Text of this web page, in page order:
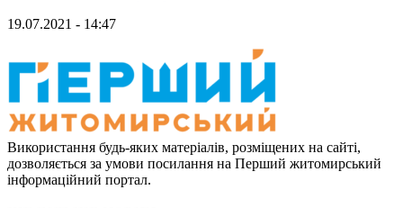
19.07.2021 - 14:47
Використання будь-яких матеріалів, розміщених на сайті,
дозволяється за умови посилання на Перший житомирський
інформаційний портал.